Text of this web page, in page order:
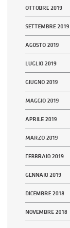
OTTOBRE 2019
SETTEMBRE 2019
AGOSTO 2019
LUGLIO 2019
GIUGNO 2019
MAGGIO 2019
APRILE 2019
MARZO 2019
FEBBRAIO 2019
GENNAIO 2019
DICEMBRE 2018
NOVEMBRE 2018